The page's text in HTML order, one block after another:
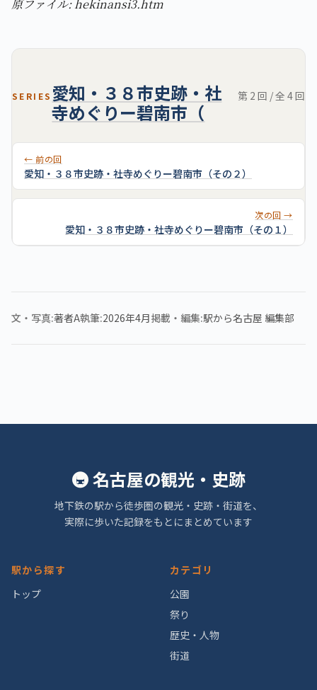
原ファイル: hekinansi3.htm
SERIES 愛知・３８市史跡・社
寺めぐりー碧南市（
第 2 回 / 全 4 回
← 前の回
愛知・３８市史跡・社寺めぐりー碧南市（その２）
次の回 →
愛知・３８市史跡・社寺めぐりー碧南市（その１）
文・写真 著者A執筆 2026年4月掲載・編集 駅から名古屋 編集部
🚇 名古屋の観光・史跡
地下鉄の駅から徒歩圏の観光・史跡・街道を、
実際に歩いた記録をもとにまとめています
駅から探す
トップ
カテゴリ
公園
祭り
歴史・人物
街道